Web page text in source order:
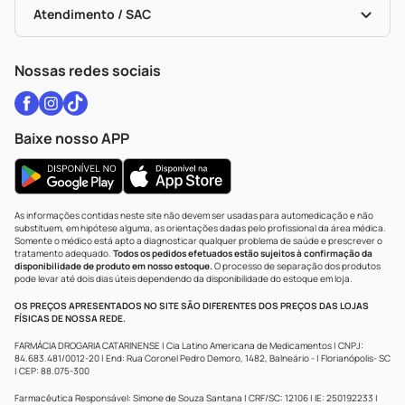
Políticas De Marketplace
Vacinas
Portal Da Privacidade
Atendimento / SAC
WhatsApp (47) 9202-1687
Nossas redes sociais
Baixe nosso APP
As informações contidas neste site não devem ser usadas para automedicação e não
substituem, em hipótese alguma, as orientações dadas pelo profissional da área médica.
Somente o médico está apto a diagnosticar qualquer problema de saúde e prescrever o
tratamento adequado. Todos os pedidos efetuados estão sujeitos à confirmação da
disponibilidade de produto em nosso estoque.O processo de separação dos produtos
pode levar até dois dias úteis dependendo da disponibilidade do estoque em loja.
OS PREÇOS APRESENTADOS NO SITE SÃO DIFERENTES DOS PREÇOS DAS LOJAS
FÍSICAS DE NOSSA REDE.
FARMÁCIA DROGARIA CATARINENSE | Cia Latino Americana de Medicamentos | CNPJ:
84.683.481/0012-20 | End: Rua Coronel Pedro Demoro, 1482, Balneário - | Florianópolis- SC
| CEP: 88.075-300
Farmacêutica Responsável: Simone de Souza Santana | CRF/SC: 12106 | IE: 250192233 |